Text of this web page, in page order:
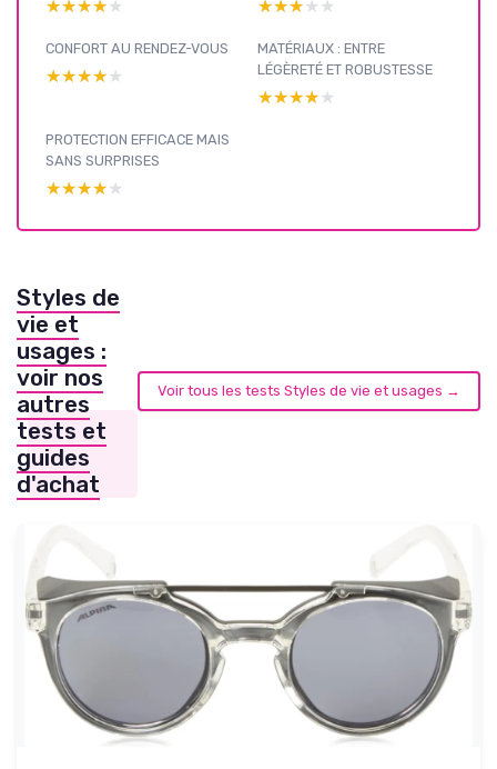
★★★★★
★★★★★ ★★★★★
★★★★★
CONFORT AU RENDEZ-VOUS
★★★★★
★★★★★
MATÉRIAUX : ENTRE
LÉGÈRETÉ ET ROBUSTESSE
★★★★★
★★★★★
PROTECTION EFFICACE MAIS
SANS SURPRISES
★★★★★
★★★★★
Styles de
vie et
usages :
voir nos
autres
tests et
guides
d'achat
Voir tous les tests Styles de vie et usages →